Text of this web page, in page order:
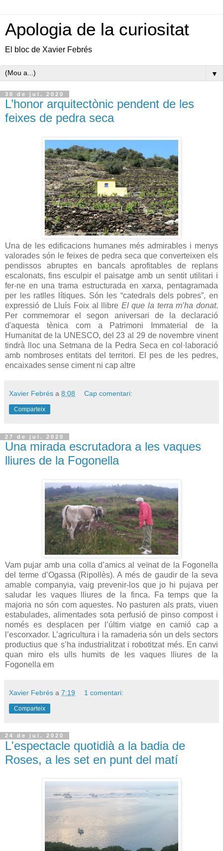
Apologia de la curiositat
El bloc de Xavier Febrés
▼
30 de jul. 2020
L’honor arquitectònic pendent de les
feixes de pedra seca
Una de les edificacions humanes més admirables i menys
valorades són le feixes de pedra seca que converteixen els
pendissos abruptes en bancals aprofitables de replans
escalonats, fins esculpir el paisatge amb un sentit utilitari i
fer-ne en una trama estructurada en xarxa, pentagramada
per les ratlles lítiques. Són les “catedrals dels pobres”, en
expressió de Lluís Foix al llibre El que la terra m’ha donat.
Per commemorar el segon aniversari de la declaració
d'aquesta tènica com a Patrimoni Immaterial de la
Humanitat de la UNESCO, del 23 al 29 de novembre vinent
tindrà lloc una Setmana de la Pedra Seca en col·laboració
amb nombroses entitats del territori. El pes de les pedres,
encaixades sense ciment ni cap altre
Xavier Febrés a 8:08 Cap comentari:
Comparteix
27 de jul. 2020
Una mirada escrutadora a les vaques
lliures de la Fogonella
Vam pujar amb una colla d’amics al veïnat de la Fogonella
del terme d’Ogassa (Ripollès). A més de gaudir de la seva
amable companyia, vaig prevenir-los que jo hi pujava per
saludar les vaques lliures de la finca. Fa temps que la
majoria no són com aquestes. No pasturen als prats, viuen
estabulades, alimentades sota perfusió de pinso compost i
només es desplacen per l’últim viatge en camió cap a
l’escorxador. L’agricultura i la ramaderia són un dels sectors
productius que s’ha industrialitzat i robotitzat més. En canvi
quan miro els ulls humits de les vaques lliures de la
Fogonella em
Xavier Febrés a 7:19 1 comentari:
Comparteix
24 de jul. 2020
L'espectacle quotidià a la badia de
Roses, a les set en punt del matí